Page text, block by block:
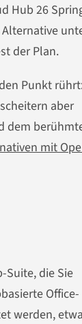
Hub 26
der Plan.
Punkt
aber
dem
mit
Suite, die Sie
Office-
werden, etwa